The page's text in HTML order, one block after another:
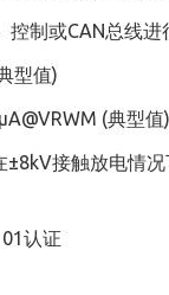
制或CAN总线进
型值)
(典型值)
接触放电情况
认证